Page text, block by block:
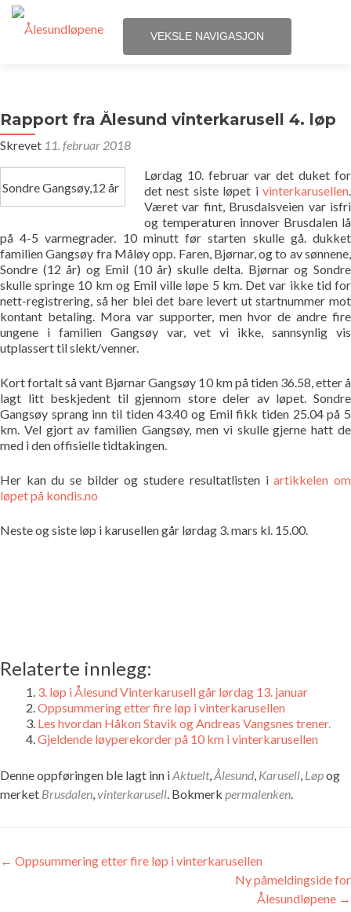
VEKSLE NAVIGASJON
Løpene
Terminliste
Resultater
Statistikk
Løpegrupper
Pekere
Kontakt oss
Rapport fra Ålesund vinterkarusell 4. løp
Skrevet 11. februar 2018
Sondre Gangsøy,12 år
Lørdag 10. februar var det duket for
det nest siste løpet i vinterkarusellen.
Været var fint, Brusdalsveien var isfri
og temperaturen innover Brusdalen lå
på 4-5 varmegrader. 10 minutt før starten skulle gå. dukket
familien Gangsøy fra Måløy opp. Faren, Bjørnar, og to av sønnene,
Sondre (12 år) og Emil (10 år) skulle delta. Bjørnar og Sondre
skulle springe 10 km og Emil ville løpe 5 km. Det var ikke tid for
nett-registrering, så her blei det bare levert ut startnummer mot
kontant betaling. Mora var supporter, men hvor de andre fire
ungene i familien Gangsøy var, vet vi ikke, sannsynlig vis
utplassert til slekt/venner.
Kort fortalt så vant Bjørnar Gangsøy 10 km på tiden 36.58, etter å
lagt litt beskjedent til gjennom store deler av løpet. Sondre
Gangsøy sprang inn til tiden 43.40 og Emil fikk tiden 25.04 på 5
km. Vel gjort av familien Gangsøy, men vi skulle gjerne hatt de
med i den offisielle tidtakingen.
Her kan du se bilder og studere resultatlisten iartikkelen om
løpet på kondis.no
Neste og siste løp i karusellen går lørdag 3. mars kl. 15.00.
Relaterte innlegg:
3. løp i Ålesund Vinterkarusell går lørdag 13. januar
Oppsummering etter fire løp i vinterkarusellen
Les hvordan Håkon Stavik og Andreas Vangsnes trener.
Gjeldende løyperekorder på 10 km i vinterkarusellen
Denne oppføringen ble lagt inn iAktuelt,Ålesund, Karusell, Løpog
merket Brusdalen,vinterkarusell. Bokmerk permalenken.
Innleggsnavigasjon
← Oppsummering etter fire løp i vinterkarusellen
Ny påmeldingside for
Ålesundløpene →